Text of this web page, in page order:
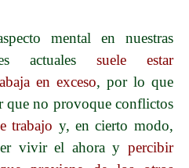
mental en nuestras
actuales
suele estar
en exceso, por lo que
que no provoque conflictos
trabajo y, en cierto modo,
vivir el ahora y percibir